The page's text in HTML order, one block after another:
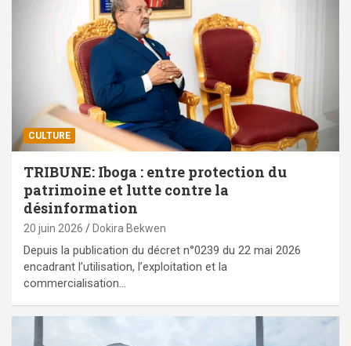
CULTURE
TRIBUNE: Iboga : entre protection du
patrimoine et lutte contre la
désinformation
20 juin 2026 Dokira Bekwen
Depuis la publication du décret n°0239 du 22 mai 2026
encadrant l’utilisation, l’exploitation et la
commercialisation…